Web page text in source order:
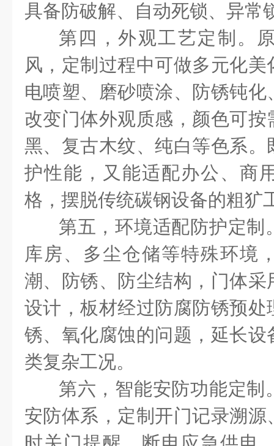
具备防破解、自动死锁、异常
第四，外观工艺定制。
风，定制过程中可做多元化
电喷塑、磨砂喷涂、防锈钝
改变门体外观质感，颜色可
黑、复古木纹、纯白等色系
护性能，又能适配办公、商
格，摆脱传统碳钢设备的粗犷
第五，环境适配防护定制
库房、多尘仓储等特殊环境
潮、防锈、防尘结构，门体
设计，板材经过防腐防锈预
锈、氧化腐蚀的问题，延长
类复杂工况。
第六，智能安防功能定制
安防体系，定制开门记录溯